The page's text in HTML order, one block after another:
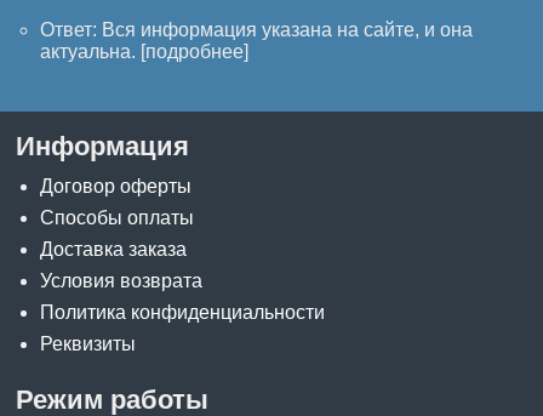
Ответ: Вся информация указана на сайте, и она
актуальна. [подробнее]
Информация
Договор оферты
Способы оплаты
Доставка заказа
Условия возврата
Политика конфиденциальности
Реквизиты
Режим работы